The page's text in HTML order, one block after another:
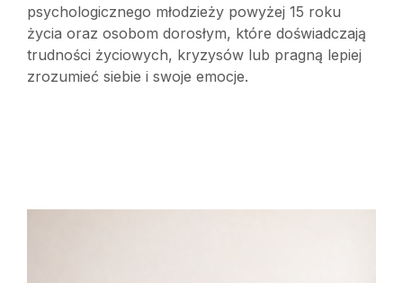
psychologicznego młodzieży powyżej 15 roku
życia oraz osobom dorosłym, które doświadczają
trudności życiowych, kryzysów lub pragną lepiej
zrozumieć siebie i swoje emocje.